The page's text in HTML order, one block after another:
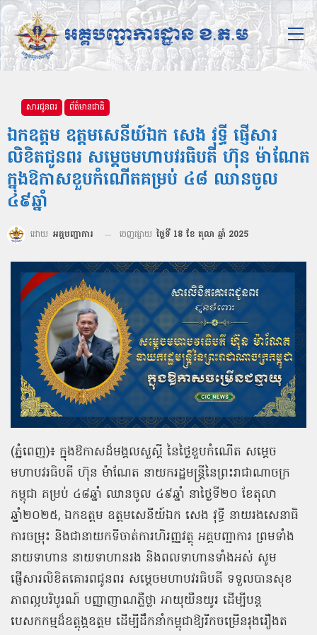
សារជូនពរ ព័ត៌មានជាតិ
ឯកឧត្ដម ឧត្តមសេនីយ៍ឯក សេង វុទ្ធី ផ្ញើសារ
លិខិតជូនពរ សម្តេចមហាបវរធិបតី ហ៊ុន ម៉ាណែត
ក្នុងឱកាសខួបកំណើតគម្រប់ ៤៨ ឈានចូល
៤៩ឆ្នាំ
ដោយ អគ្គបញ្ជាការ ចេញផ្សាយ ថ្ងៃទី 18 ខែ តុលា ឆ្នាំ 2025
(ភ្នំពេញ)៖ ក្នុងឱកាសដ៏មង្គលសួស្តី នៃថ្ងៃខួបកំណើត សម្តេច
មហាបវរធិបតី ហ៊ុន ម៉ាណែត នាយករដ្ឋមន្រ្តីនៃព្រះរាជាណាចក្រ
កម្ពុជា គម្រប់ ៤៨ឆ្នាំ ឈានចូល ៤៩ឆ្នាំ នាថ្ងៃទី២០ ខែតុលា
ឆ្នាំ២០២៥, ឯកឧត្ដម ឧត្តមសេនីយ៍ឯក សេង វុទ្ធី នាយរងសេនាធិ
ការចម្រុះ និងជានាយកទីចាត់ការហិរញ្ញវត្ថុ អគ្គបញ្ជាការ ព្រមទាំង
នាយទាហាន នាយទាហានរង និងពលទាហានទាំងអស់ សូម
ផ្ញើសារលិខិតគោរពជូនពរ សម្តេចមហាបវរធិបតី ទទួលបានសុខ
ភាពល្អបរិបូរណ៍ បញ្ញាញាណភ្លឺថ្លា អាយុយឺនយូរ ដើម្បីបន្ត
បេសកកម្មដ៏ឧត្តុង្គឧត្តម ដើម្បីដឹកនាំកម្ពុជាឱ្យរីកចម្រើនរុងរឿងត